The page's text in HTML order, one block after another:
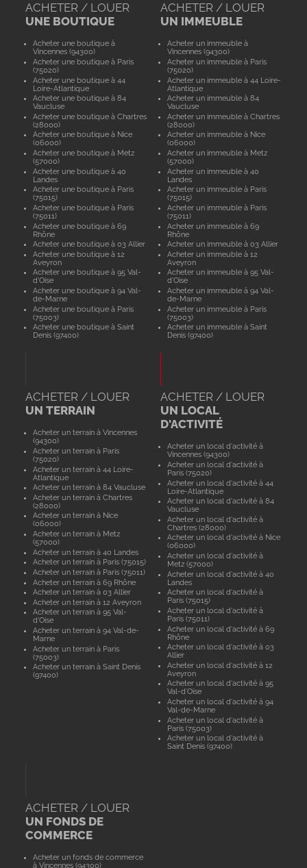
ACHETER / LOUER
UNE BOUTIQUE
Acheter une boutique à
Vincennes (94300)
Acheter une boutique à Paris
(75020)
Acheter une boutique à 44
Loire-Atlantique
Acheter une boutique à 84
Vaucluse
Acheter une boutique à Chartres
(28000)
Acheter une boutique à Nice
(06000)
Acheter une boutique à Metz
(57000)
Acheter une boutique à 40
Landes
Acheter une boutique à Paris
(75015)
Acheter une boutique à Paris
(75011)
Acheter une boutique à 69
Rhône
Acheter une boutique à 03 Allier
Acheter une boutique à 12
Aveyron
Acheter une boutique à 95 Val-
d'Oise
Acheter une boutique à 94 Val-
de-Marne
Acheter une boutique à Paris
(75003)
Acheter une boutique à Saint
Denis (97400)
ACHETER / LOUER
UN IMMEUBLE
Acheter un immeuble à
Vincennes (94300)
Acheter un immeuble à Paris
(75020)
Acheter un immeuble à 44 Loire-
Atlantique
Acheter un immeuble à 84
Vaucluse
Acheter un immeuble à Chartres
(28000)
Acheter un immeuble à Nice
(06000)
Acheter un immeuble à Metz
(57000)
Acheter un immeuble à 40
Landes
Acheter un immeuble à Paris
(75015)
Acheter un immeuble à Paris
(75011)
Acheter un immeuble à 69
Rhône
Acheter un immeuble à 03 Allier
Acheter un immeuble à 12
Aveyron
Acheter un immeuble à 95 Val-
d'Oise
Acheter un immeuble à 94 Val-
de-Marne
Acheter un immeuble à Paris
(75003)
Acheter un immeuble à Saint
Denis (97400)
ACHETER / LOUER
UN TERRAIN
Acheter un terrain à Vincennes
(94300)
Acheter un terrain à Paris
(75020)
Acheter un terrain à 44 Loire-
Atlantique
Acheter un terrain à 84 Vaucluse
Acheter un terrain à Chartres
(28000)
Acheter un terrain à Nice
(06000)
Acheter un terrain à Metz
(57000)
Acheter un terrain à 40 Landes
Acheter un terrain à Paris (75015)
Acheter un terrain à Paris (75011)
Acheter un terrain à 69 Rhône
Acheter un terrain à 03 Allier
Acheter un terrain à 12 Aveyron
Acheter un terrain à 95 Val-
d'Oise
Acheter un terrain à 94 Val-de-
Marne
Acheter un terrain à Paris
(75003)
Acheter un terrain à Saint Denis
(97400)
ACHETER / LOUER
UN LOCAL
D'ACTIVITÉ
Acheter un local d'activité à
Vincennes (94300)
Acheter un local d'activité à
Paris (75020)
Acheter un local d'activité à 44
Loire-Atlantique
Acheter un local d'activité à 84
Vaucluse
Acheter un local d'activité à
Chartres (28000)
Acheter un local d'activité à Nice
(06000)
Acheter un local d'activité à
Metz (57000)
Acheter un local d'activité à 40
Landes
Acheter un local d'activité à
Paris (75015)
Acheter un local d'activité à
Paris (75011)
Acheter un local d'activité à 69
Rhône
Acheter un local d'activité à 03
Allier
Acheter un local d'activité à 12
Aveyron
Acheter un local d'activité à 95
Val-d'Oise
Acheter un local d'activité à 94
Val-de-Marne
Acheter un local d'activité à
Paris (75003)
Acheter un local d'activité à
Saint Denis (97400)
ACHETER / LOUER
UN FONDS DE
COMMERCE
Acheter un fonds de commerce
à Vincennes (94300)